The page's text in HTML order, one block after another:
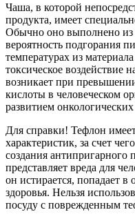
Чаша, в которой
продукта, имеет
Обычно оно выполнено из
вероятность подгорания
температурах из
токсическое воздействие
возникает при
кислоты в человеческом
развитием
Для справки! Тефлон
характеристик, за счет
создания
представляет вреда для
он истирается, попадает в
здоровья. Нельзя
посуду с поврежденным